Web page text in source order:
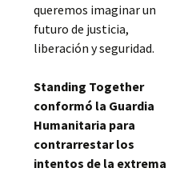
queremos imaginar un
futuro de justicia,
liberación y seguridad.
Standing Together
conformó la Guardia
Humanitaria para
contrarrestar los
intentos de la extrema